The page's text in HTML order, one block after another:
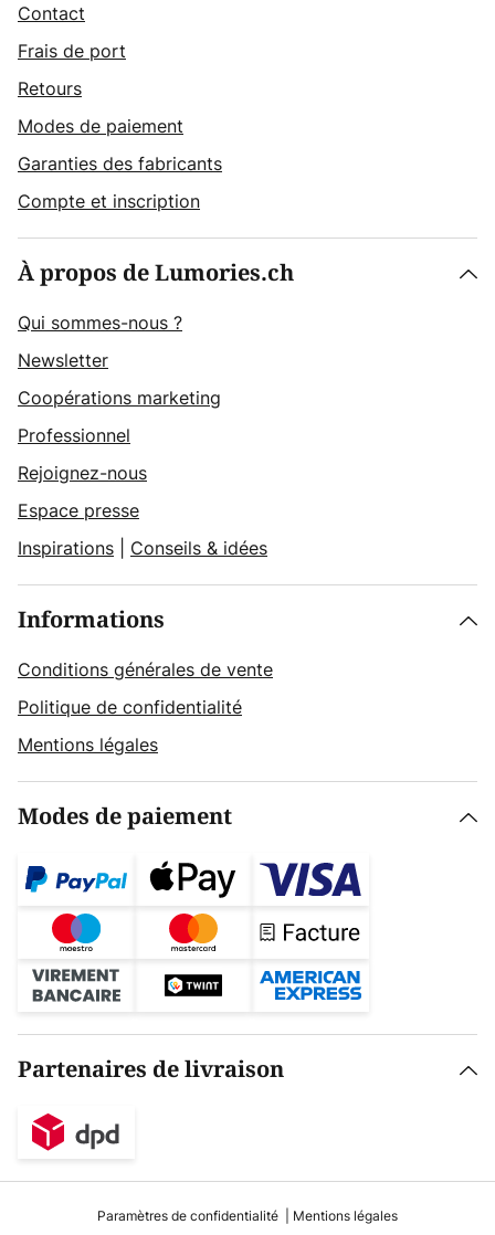
Contact
Frais de port
Retours
Modes de paiement
Garanties des fabricants
Compte et inscription
À propos de Lumories.ch
Qui sommes-nous ?
Newsletter
Coopérations marketing
Professionnel
Rejoignez-nous
Espace presse
Inspirations
Conseils & idées
Informations
Conditions générales de vente
Politique de confidentialité
Mentions légales
Modes de paiement
Partenaires de livraison
Paramètres de confidentialité Mentions légales